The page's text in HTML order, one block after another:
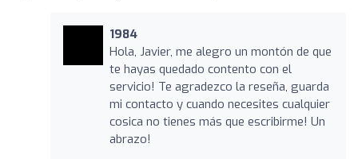
1984
Hola, Javier, me alegro un montón de que
te hayas quedado contento con el
servicio! Te agradezco la reseña, guarda
mi contacto y cuando necesites cualquier
cosica no tienes más que escribirme! Un
abrazo!